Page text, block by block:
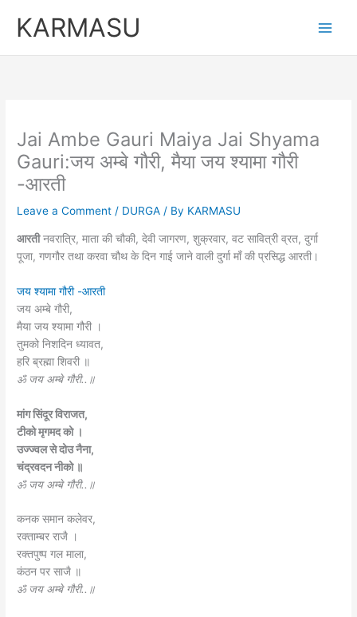
KARMASU
Jai Ambe Gauri Maiya Jai Shyama
Gauri:जय अम्बे गौरी, मैया जय श्यामा गौरी
-आरती
Leave a Comment / DURGA / By KARMASU
आरतीनवरात्रि, माता की चौकी, देवी जागरण, शुक्रवार, वट सावित्री व्रत, दुर्गा
पूजा, गणगौर तथा करवा चौथ के दिन गाई जाने वाली दुर्गा माँ की प्रसिद्ध आरती।
जय श्यामा गौरी -आरती
जय अम्बे गौरी,
मैया जय श्यामा गौरी ।
तुमको निशदिन ध्यावत,
हरि ब्रह्मा शिवरी ॥
ॐ जय अम्बे गौरी..॥
मांग सिंदूर विराजत,
टीको मृगमद को ।
उज्ज्वल से दोउ नैना,
चंद्रवदन नीको ॥
ॐ जय अम्बे गौरी..॥
कनक समान कलेवर,
रक्ताम्बर राजै ।
रक्तपुष्प गल माला,
कंठन पर साजै ॥
ॐ जय अम्बे गौरी..॥